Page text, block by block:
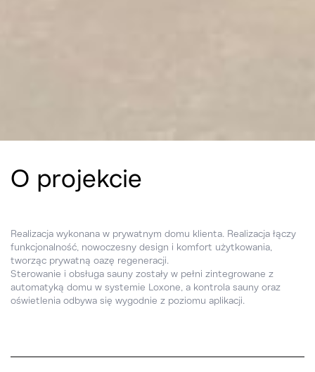
O projekcie
Realizacja wykonana w prywatnym domu klienta. Realizacja łączy
funkcjonalność, nowoczesny design i komfort użytkowania,
tworząc prywatną oazę regeneracji.
Sterowanie i obsługa sauny zostały w pełni zintegrowane z
automatyką domu w systemie Loxone, a kontrola sauny oraz
oświetlenia odbywa się wygodnie z poziomu aplikacji.